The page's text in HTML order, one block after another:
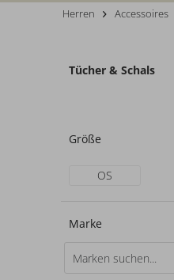
Herren Accessoires
Tücher & Schals
Größe
OS
Marke